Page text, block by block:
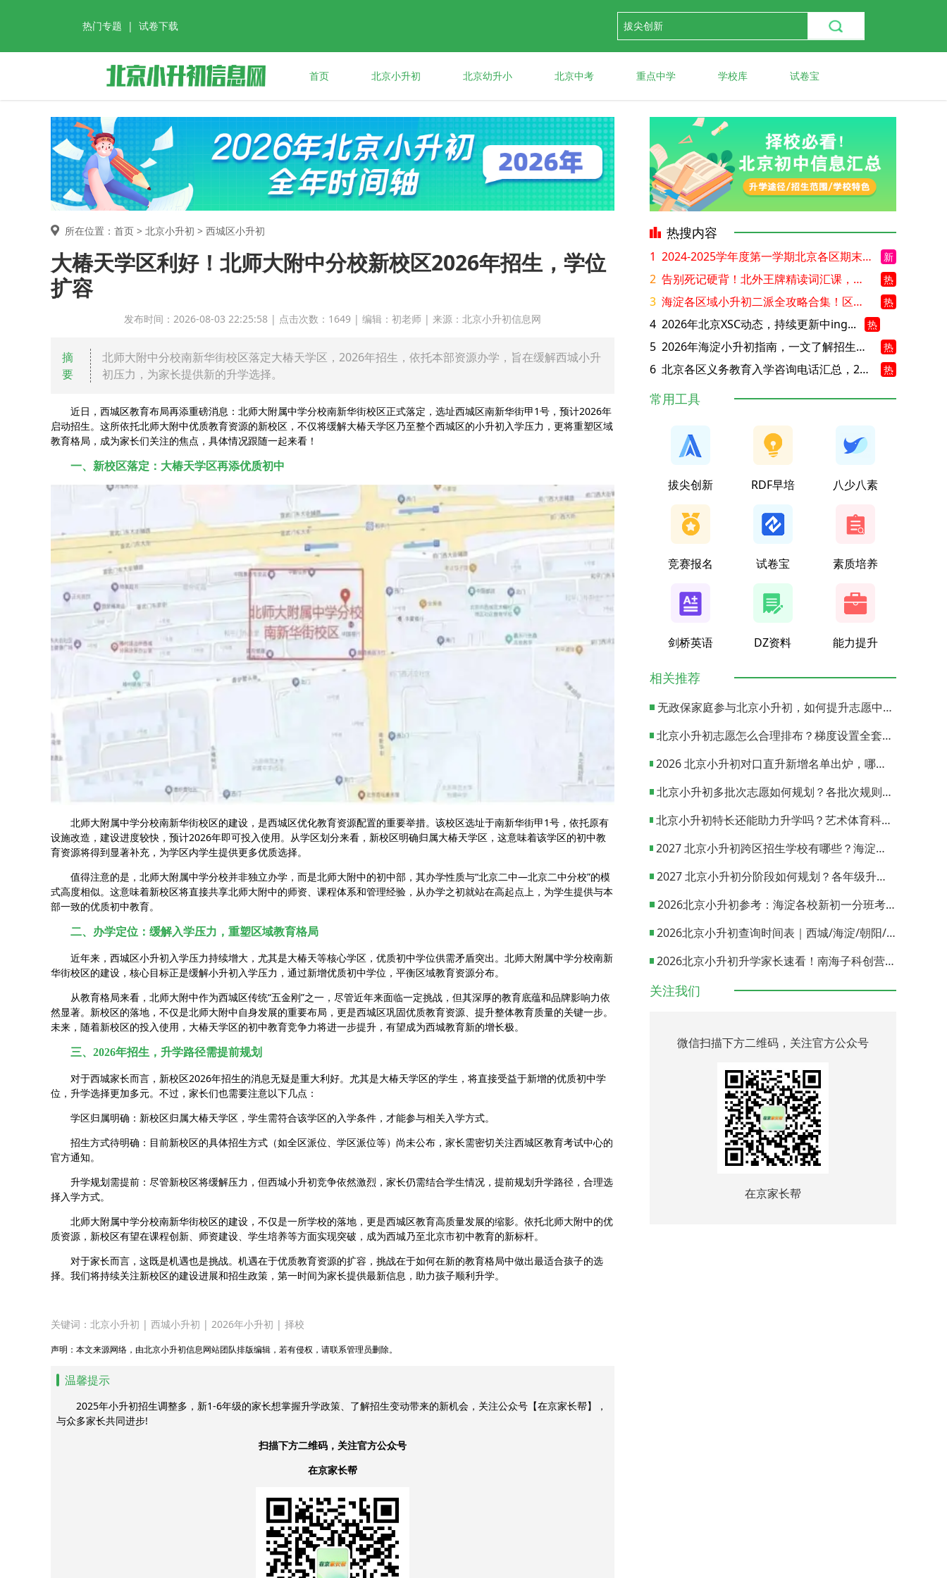
热门专题 | 试卷下载
首页 北京小升初 北京幼升小 北京中考 重点中学 学校库 试卷宝
所在位置：首页 > 北京小升初 > 西城区小升初
大椿天学区利好！北师大附中分校新校区2026年招生，学位
扩容
发布时间：2026-08-03 22:25:58 | 点击次数：1649 | 编辑：初老师 | 来源：北京小升初信息网
摘
要
北师大附中分校南新华街校区落定大椿天学区，2026年招生，依托本部资源办学，旨在缓解西城小升
初压力，为家长提供新的升学选择。
近日，西城区教育布局再添重磅消息：北师大附属中学分校南新华街校区正式落定，选址西城区南新华街甲1号，预计2026年
启动招生。这所依托北师大附中优质教育资源的新校区，不仅将缓解大椿天学区乃至整个西城区的小升初入学压力，更将重塑区域
教育格局，成为家长们关注的焦点，具体情况跟随一起来看！
一、新校区落定：大椿天学区再添优质初中
北师大附属中学分校南新华街校区的建设，是西城区优化教育资源配置的重要举措。该校区选址于南新华街甲1号，依托原有
设施改造，建设进度较快，预计2026年即可投入使用。从学区划分来看，新校区明确归属大椿天学区，这意味着该学区的初中教
育资源将得到显著补充，为学区内学生提供更多优质选择。
值得注意的是，北师大附属中学分校并非独立办学，而是北师大附中的初中部，其办学性质与“北京二中—北京二中分校”的模
式高度相似。这意味着新校区将直接共享北师大附中的师资、课程体系和管理经验，从办学之初就站在高起点上，为学生提供与本
部一致的优质初中教育。
二、办学定位：缓解入学压力，重塑区域教育格局
近年来，西城区小升初入学压力持续增大，尤其是大椿天等核心学区，优质初中学位供需矛盾突出。北师大附属中学分校南新
华街校区的建设，核心目标正是缓解小升初入学压力，通过新增优质初中学位，平衡区域教育资源分布。
从教育格局来看，北师大附中作为西城区传统“五金刚”之一，尽管近年来面临一定挑战，但其深厚的教育底蕴和品牌影响力依
然显著。新校区的落地，不仅是北师大附中自身发展的重要布局，更是西城区巩固优质教育资源、提升整体教育质量的关键一步。
未来，随着新校区的投入使用，大椿天学区的初中教育竞争力将进一步提升，有望成为西城教育新的增长极。
三、2026年招生，升学路径需提前规划
对于西城家长而言，新校区2026年招生的消息无疑是重大利好。尤其是大椿天学区的学生，将直接受益于新增的优质初中学
位，升学选择更加多元。不过，家长们也需要注意以下几点：
学区归属明确：新校区归属大椿天学区，学生需符合该学区的入学条件，才能参与相关入学方式。
招生方式待明确：目前新校区的具体招生方式（如全区派位、学区派位等）尚未公布，家长需密切关注西城区教育考试中心的
官方通知。
升学规划需提前：尽管新校区将缓解压力，但西城小升初竞争依然激烈，家长仍需结合学生情况，提前规划升学路径，合理选
择入学方式。
北师大附属中学分校南新华街校区的建设，不仅是一所学校的落地，更是西城区教育高质量发展的缩影。依托北师大附中的优
质资源，新校区有望在课程创新、师资建设、学生培养等方面实现突破，成为西城乃至北京市初中教育的新标杆。
对于家长而言，这既是机遇也是挑战。机遇在于优质教育资源的扩容，挑战在于如何在新的教育格局中做出最适合孩子的选
择。我们将持续关注新校区的建设进展和招生政策，第一时间为家长提供最新信息，助力孩子顺利升学。
关键词： 北京小升初 | 西城小升初 | 2026年小升初 | 择校
声明：本文来源网络，由北京小升初信息网站团队排版编辑，若有侵权，请联系管理员删除。
温馨提示
2025年小升初招生调整多，新1-6年级的家长想掌握升学政策、了解招生变动带来的新机会，关注公众号【在京家长帮】，
与众多家长共同进步!
扫描下方二维码，关注官方公众号
在京家长帮
热搜内容
1 2024-2025学年度第一学期北京各区期末考试真题试卷汇总 新
2 告别死记硬背！北外王牌精读词汇课，帮孩子突破英语词汇难关 热
3 海淀各区域小升初二派全攻略合集！区域一至五志愿填报、升学策略详解 热
4 2026年北京XSC动态，持续更新中ing... 热
5 2026年海淀小升初指南，一文了解招生政策要点 热
6 北京各区义务教育入学咨询电话汇总，25年小升初家长提前收藏 热
常用工具
拔尖创新 RDF早培 八少八素
竞赛报名 试卷宝 素质培养
剑桥英语 DZ资料 能力提升
相关推荐
无政保家庭参与北京小升初，如何提升志愿中签概率？
北京小升初志愿怎么合理排布？梯度设置全套策略与填报避坑指南
2026 北京小升初对口直升新增名单出炉，哪些小学可以直升优质初中？
北京小升初多批次志愿如何规划？各批次规则与填报实操指南
北京小升初特长还能助力升学吗？艺术体育科技特长机会与误区全面解析
2027 北京小升初跨区招生学校有哪些？海淀西城东城全市招生校完整汇总
2027 北京小升初分阶段如何规划？各年级升学节点与升学通道全梳理
2026北京小升初参考：海淀各校新初一分班考试日期汇总
2026北京小升初查询时间表｜西城/海淀/朝阳/东城/丰台一键对照
2026北京小升初升学家长速看！南海子科创营报名通道正式开启
关注我们
微信扫描下方二维码，关注官方公众号
在京家长帮